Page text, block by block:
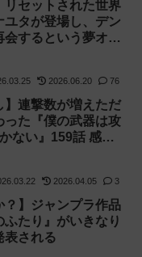
リセットされた世界
ユタが登場し、デン
会するという夢オチ
2026.06.20 76
】連撃数が増えただ
った『僕の武器は攻
ない』159話 感想
2026.04.05 3
？】ジャンプラ作品
ふたり』がいきなり
表される